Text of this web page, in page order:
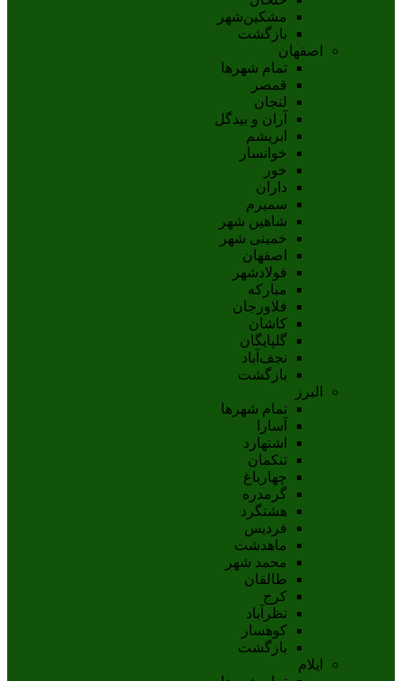
مشکين‌شهر
بازگشت
اصفهان
تمام شهر‌ها
قمصر
لنجان
آران و بیدگل
ابریشم
خوانسار
خور
داران
سمیرم
شاهین شهر
خمینی شهر
اصفهان
فولادشهر
مبارکه
فلاورجان
کاشان
گلپايگان
نجف‌آباد
بازگشت
البرز
تمام شهر‌ها
آسارا
اشتهارد
تنکمان
چهارباغ
گرمدره
هشتگرد
فردیس
ماهدشت
محمد شهر
طالقان
کرج
نظرآباد
کوهسار
بازگشت
ایلام